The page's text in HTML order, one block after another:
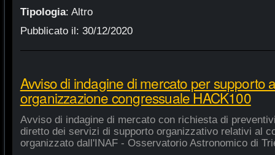
Tipologia: Altro
Pubblicato il: 30/12/2020
Avviso di indagine di mercato per supporto
organizzazione congressuale HACK100
Avviso di indagine di mercato con richiesta di
diretto dei servizi di supporto organizzativo relativi al
organizzato dall'INAF - Osservatorio Astronomico di